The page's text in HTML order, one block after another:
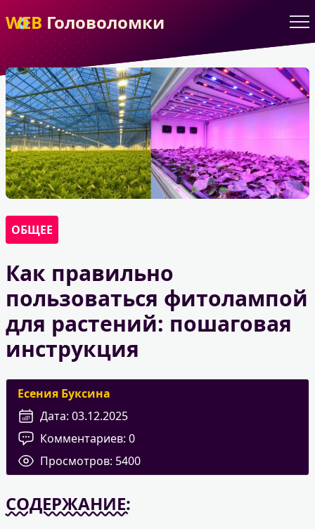
WEBГоловоломки
ОБЩЕЕ
Как правильно
пользоваться фитолампой
для растений: пошаговая
инструкция
Есения Буксина
Дата: 03.12.2025
Комментариев: 0
Просмотров: 5400
СОДЕРЖАНИЕ: